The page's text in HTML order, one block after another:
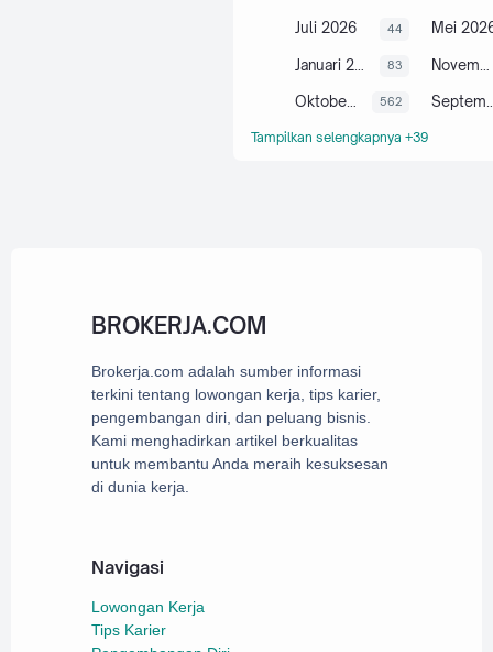
politik dan pemerintahan
Olahraga 74 Berita
berinvestasi
kesehatan
Berita Keuangan
Tutorial
klub sepak bola
Juli 2026 44 Mei
83
562
Tampilkan selengkapnya +39
BROKERJA.COM
Brokerja.com adalah sumber informasi
terkini tentang lowongan kerja, tips karier,
pengembangan diri, dan peluang bisnis.
Kami menghadirkan artikel berkualitas
untuk membantu Anda meraih kesuksesan
di dunia kerja.
Navigasi
Lowongan Kerja
Tips Karier